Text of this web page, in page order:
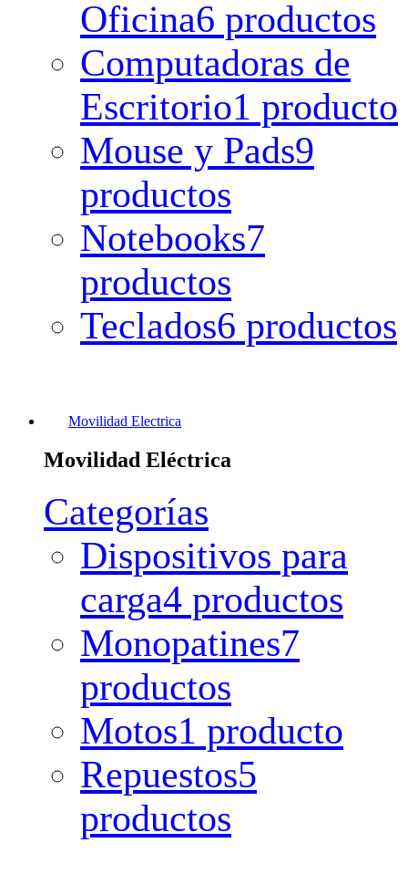
Oficina6 productos
Computadoras de
Escritorio1 producto
Mouse y Pads9
productos
Notebooks7
productos
Teclados6 productos
Movilidad Electrica
Movilidad Eléctrica
Categorías
Dispositivos para
carga4 productos
Monopatines7
productos
Motos1 producto
Repuestos5
productos